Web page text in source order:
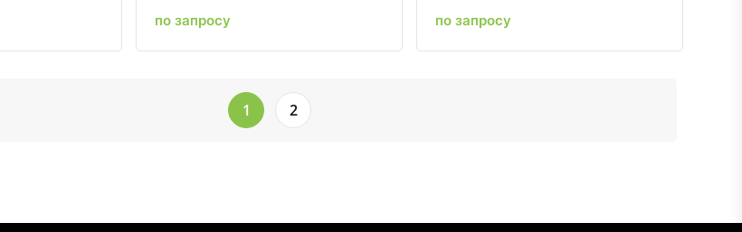
по запросу по запросу
1 2